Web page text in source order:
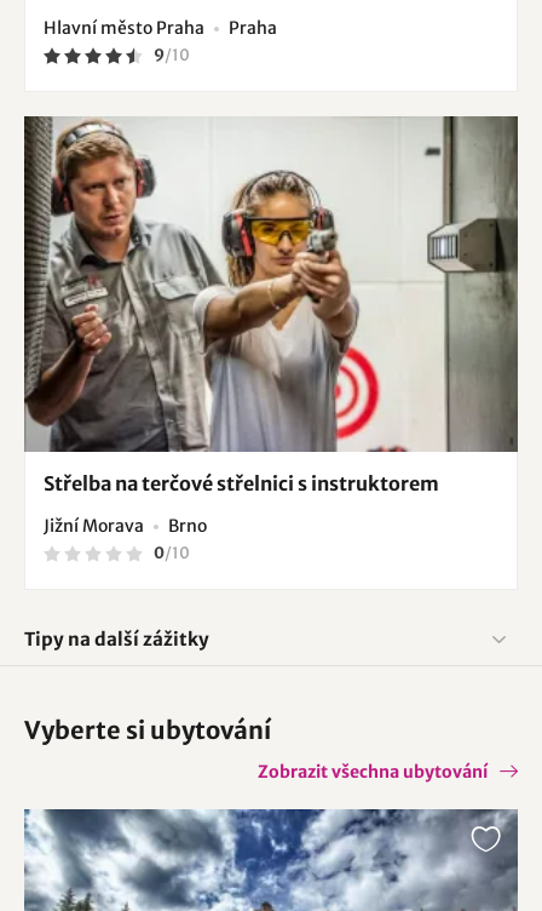
Hlavní město Praha Praha
9/10
Střelba na terčové střelnici s instruktorem
Jižní Morava Brno
0/10
Tipy na další zážitky
Vyberte si ubytování
Zobrazit všechna ubytování